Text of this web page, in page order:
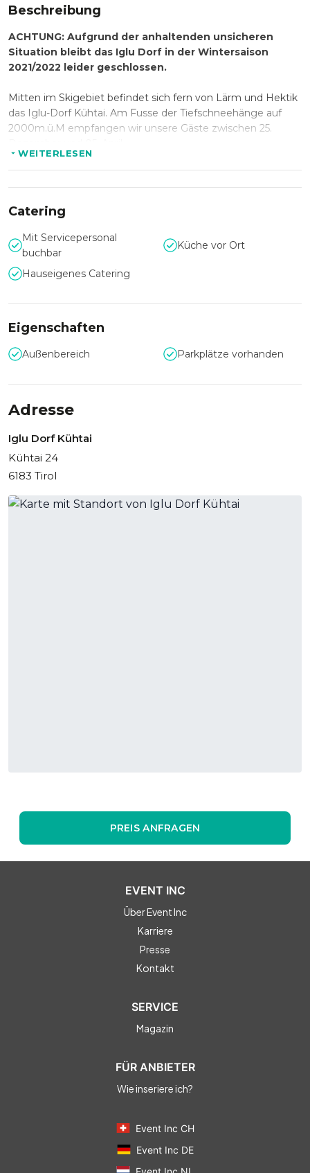
Beschreibung
ACHTUNG: Aufgrund der anhaltenden unsicheren
Situation bleibt das Iglu Dorf in der Wintersaison
2021/2022 leider geschlossen.
Mitten im Skigebiet befindet sich fern von Lärm und Hektik
das Iglu-Dorf Kühtai. Am Fusse der Tiefschneehänge auf
2000m.ü.M empfangen wir unsere Gäste zwischen 25.
Unter einem jährlich wechselnden Kunstthema gestalten
unsere Künstler eine eigene Welt aus Schnee und Eis.
Aktivitäten in und ums Iglu wie Schneeskulpturen schnitzen,
klassischer Iglu-Bau und Schneeschuhlaufen ergänzen die
Iglu-Räumlichkeiten als Plattform für Ihren privaten oder
Firmenevent.
Dazu bieten wir kulinarische Angebote im Schnee-Iglu oder
WEITERLESEN
Catering
Mit Servicepersonal
buchbar
Küche vor Ort
Hauseigenes Catering
Eigenschaften
Außenbereich Parkplätze vorhanden
Adresse
Iglu Dorf Kühtai
Kühtai 24
6183 Tirol
PREIS ANFRAGEN
EVENT INC
Über Event Inc
Karriere
Presse
Kontakt
SERVICE
Magazin
FÜR ANBIETER
Wie inseriere ich?
Event Inc CH
Event Inc DE